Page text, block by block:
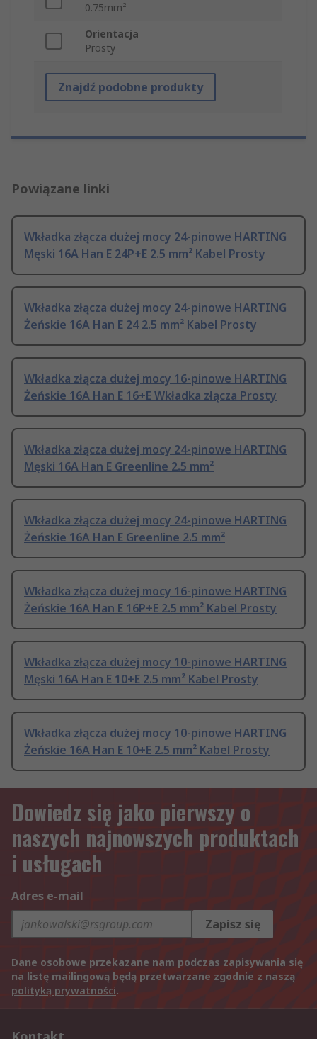
0.75mm²
Orientacja
Prosty
Znajdź podobne produkty
Powiązane linki
Wkładka złącza dużej mocy 24-pinowe HARTING
Męski 16A Han E 24P+E 2.5 mm² Kabel Prosty
Wkładka złącza dużej mocy 24-pinowe HARTING
Żeńskie 16A Han E 24 2.5 mm² Kabel Prosty
Wkładka złącza dużej mocy 16-pinowe HARTING
Żeńskie 16A Han E 16+E Wkładka złącza Prosty
Wkładka złącza dużej mocy 24-pinowe HARTING
Męski 16A Han E Greenline 2.5 mm²
Wkładka złącza dużej mocy 24-pinowe HARTING
Żeńskie 16A Han E Greenline 2.5 mm²
Wkładka złącza dużej mocy 16-pinowe HARTING
Żeńskie 16A Han E 16P+E 2.5 mm² Kabel Prosty
Wkładka złącza dużej mocy 10-pinowe HARTING
Męski 16A Han E 10+E 2.5 mm² Kabel Prosty
Wkładka złącza dużej mocy 10-pinowe HARTING
Żeńskie 16A Han E 10+E 2.5 mm² Kabel Prosty
Dowiedz się jako pierwszy o
naszych najnowszych produktach
i usługach
Adres e-mail
Zapisz się
Dane osobowe przekazane nam podczas zapisywania się
na listę mailingową będą przetwarzane zgodnie z naszą
polityką prywatności.